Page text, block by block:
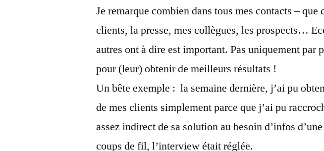
1)
Je remarque combien dans tous mes contacts – que
clients, la presse, mes collègues, les prospects…
autres ont à dire est important. Pas uniquement par
pour (leur) obtenir de meilleurs résultats !
Un bête exemple : la semaine dernière, j’ai pu
de mes clients simplement parce que j’ai pu
assez indirect de sa solution au besoin d’infos
coups de fil, l’interview était réglée.